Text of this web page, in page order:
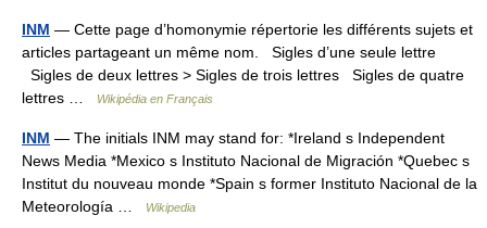
INM — Cette page d’homonymie répertorie les différents sujets et
articles partageant un même nom. Sigles d’une seule lettre
Sigles de deux lettres > Sigles de trois lettres Sigles de quatre
lettres …
Wikipédia en Français
INM — The initials INM may stand for: *Ireland s Independent
News Media *Mexico s Instituto Nacional de Migración *Quebec s
Institut du nouveau monde *Spain s former Instituto Nacional de la
Meteorología …
Wikipedia